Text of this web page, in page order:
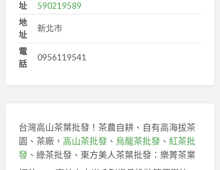
址
590219589
地
址
新北市
電
話
0956119541
台灣高山茶葉批發！茶農自耕、自有高海拔茶
園、茶廠， 高山茶批發、 烏龍茶批發、 紅茶批
發、綠茶批發、東方美人茶葉批發：樂菁茶業